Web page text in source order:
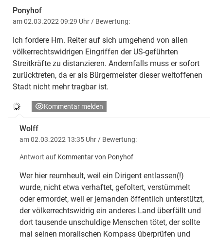
Ponyhof
am 02.03.2022 09:29 Uhr / Bewertung:
Ich fordere Hrn. Reiter auf sich umgehend von allen
völkerrechtswidrigen Eingriffen der US-geführten
Streitkräfte zu distanzieren. Andernfalls muss er sofort
zurücktreten, da er als Bürgermeister dieser weltoffenen
Stadt nicht mehr tragbar ist.
Kommentar melden
Wolff
am 02.03.2022 13:35 Uhr / Bewertung:
Antwort auf Kommentar von Ponyhof
Wer hier reumheult, weil ein Dirigent entlassen(!)
wurde, nicht etwa verhaftet, gefoltert, verstümmelt
oder ermordet, weil er jemanden öffentlich unterstützt,
der völkerrechtswidrig ein anderes Land überfällt und
dort tausende unschuldige Menschen tötet, der sollte
mal seinen moralischen Kompass überprüfen und